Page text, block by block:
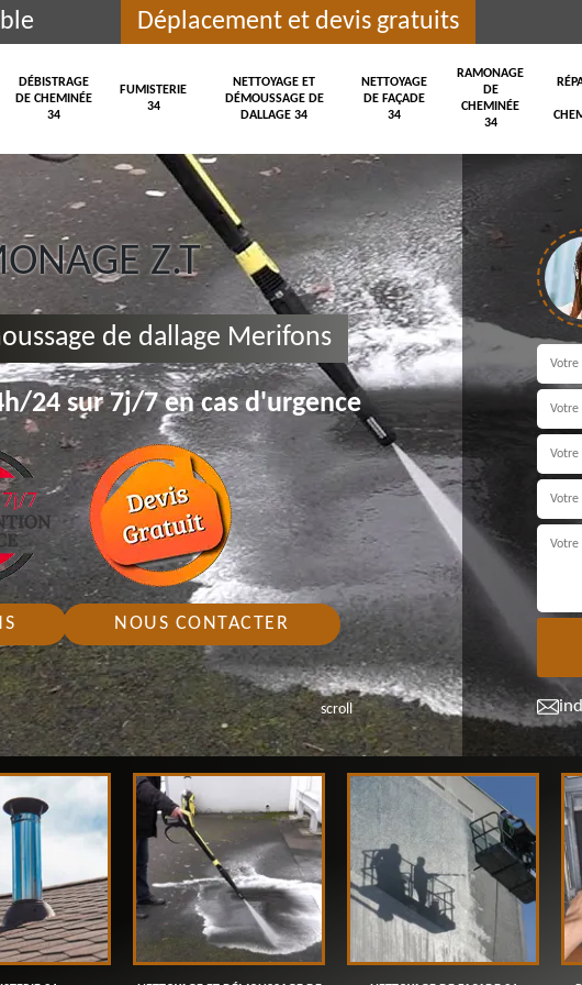
Déplacement et devis gratuits
DÉBISTRAGE
DE CHEMINÉE
34
FUMISTERIE
34
NETTOYAGE ET
DÉMOUSSAGE DE
DALLAGE 34
NETTOYAGE
DE FAÇADE
34
RAMONAGE
DE
CHEMINÉE
34
scroll
Z.T
de dallage Merifons
24 sur 7j/7 en cas d'urgence
NOUS CONTACTER